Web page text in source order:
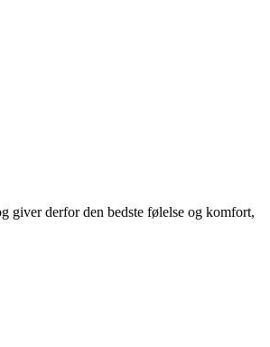
giver derfor den bedste følelse og komfort,